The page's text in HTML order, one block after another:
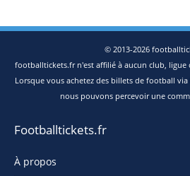
© 2013-2026
footballtickets.fr n'est affilié à aucun club, ligue
Lorsque vous achetez des billets de football
nous pouvons percevoir une
Footballtickets.fr
À propos